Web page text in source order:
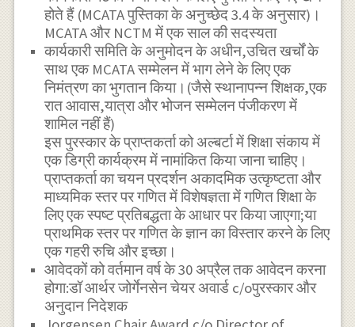
होते हैं (MCATA पुस्तिका के अनुच्छेद 3.4 के अनुसार)।
MCATA और NCTM में एक साल की सदस्यता
कार्यकारी समिति के अनुमोदन के अधीन,उचित खर्चों के
साथ एक MCATA सम्मेलन में भाग लेने के लिए एक
निमंत्रण का भुगतान किया।(जैसे स्थानापन्न शिक्षक,एक
रात आवास,यात्रा और भोजन सम्मेलन पंजीकरण में
शामिल नहीं हैं)
इस पुरस्कार के प्राप्तकर्ता को अल्बर्टा में शिक्षा संकाय में
एक डिग्री कार्यक्रम में नामांकित किया जाना चाहिए।
प्राप्तकर्ता का चयन प्रदर्शन अकादमिक उत्कृष्टता और
माध्यमिक स्तर पर गणित में विशेषज्ञता में गणित शिक्षा के
लिए एक स्पष्ट प्रतिबद्धता के आधार पर किया जाएगा;या
प्राथमिक स्तर पर गणित के ज्ञान का विस्तार करने के लिए
एक गहरी रुचि और इच्छा।
आवेदकों को वर्तमान वर्ष के 30 अप्रैल तक आवेदन करना
होगा:डॉ आर्थर जोर्गेनसेन चेयर अवार्ड c/oपुरस्कार और
अनुदान निदेशक